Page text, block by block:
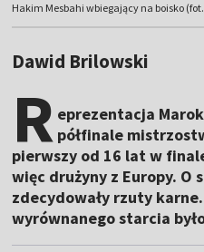
Hakim Mesbahi wbiegający na boisko
Dawid Brilowski
R eprezentacja
półfinale
pierwszy od 16 lat w
więc drużyny z Europy. O
zdecydowały rzuty
wyrównanego starcia